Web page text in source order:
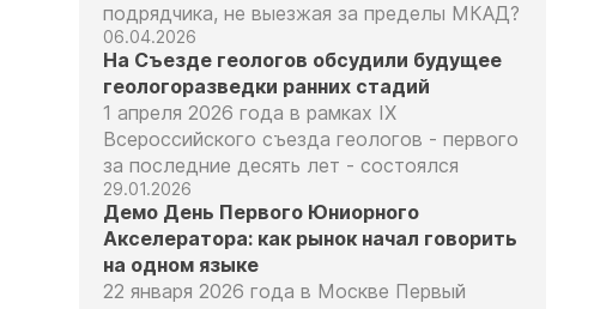
подрядчика, не выезжая за пределы МКАД?
06.04.2026
На Съезде геологов обсудили будущее
геологоразведки ранних стадий
1 апреля 2026 года в рамках IX
Всероссийского съезда геологов - первого
за последние десять лет - состоялся
29.01.2026
Демо День Первого Юниорного
Акселератора: как рынок начал говорить
на одном языке
22 января 2026 года в Москве Первый